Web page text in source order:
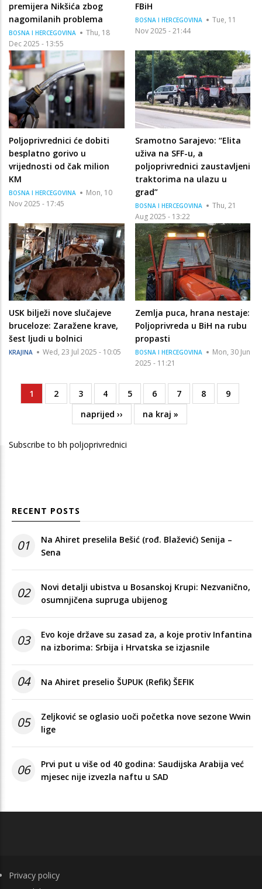
premijera Nikšića zbog
nagomilanih problema
BOSNA I HERCEGOVINA
Thu, 18
Dec 2025 - 13:55
FBiH
BOSNA I HERCEGOVINA
Tue, 11
Nov 2025 - 21:44
Poljoprivrednici će dobiti
besplatno gorivo u
vrijednosti od čak milion
KM
BOSNA I HERCEGOVINA
Mon, 10
Nov 2025 - 17:45
Sramotno Sarajevo: “Elita
uživa na SFF-u, a
poljoprivrednici zaustavljeni
traktorima na ulazu u
grad”
BOSNA I HERCEGOVINA
Thu, 21
Aug 2025 - 13:22
USK bilježi nove slučajeve
bruceloze: Zaražene krave,
šest ljudi u bolnici
KRAJINA Wed, 23 Jul 2025 - 10:05
Zemlja puca, hrana nestaje:
Poljoprivreda u BiH na rubu
propasti
BOSNA I HERCEGOVINA
Mon, 30 Jun
2025 - 11:21
Pagination
Current
page
1 Page
2 Page
3 Page
4 Page
5 Page
6 Page
7 Page
8 Page
9
Next
page
naprijed ››
Last
page
na kraj »
Subscribe to bh poljoprivrednici
RECENT POSTS
01
Na Ahiret preselila Bešić (rođ. Blažević) Senija –
Sena
02
Novi detalji ubistva u Bosanskoj Krupi: Nezvanično,
osumnjičena supruga ubijenog
03
Evo koje države su zasad za, a koje protiv Infantina
na izborima: Srbija i Hrvatska se izjasnile
04 Na Ahiret preselio ŠUPUK (Refik) ŠEFIK
05
Zeljković se oglasio uoči početka nove sezone Wwin
lige
06
Prvi put u više od 40 godina: Saudijska Arabija već
mjesec nije izvezla naftu u SAD
FOOTER
Privacy policy